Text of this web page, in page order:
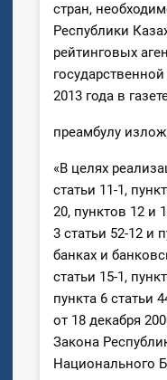
стран,
Республики
рейтинговых
2013 года в
преамбулу
«В целях
статьи 11-1,
20, пунктов 12 и
3 статьи 52-12 и
банках и
статьи 15-1,
пункта 6 статьи
от 18 декабря
Закона
Национального